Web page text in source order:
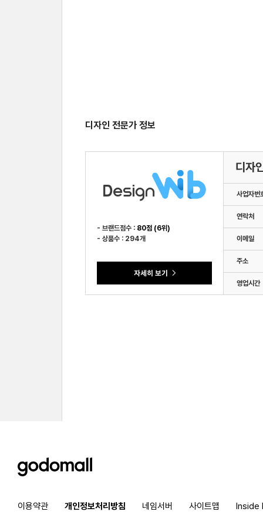
디자인 전문가 정보
- 브랜드점수 : 80점 (6위)
- 상품수 : 294개
디자
사업자번
연락처
이메일
주소
영업시간
godomall
이용약관 개인정보처리방침 네임서버 사이트맵 Inside